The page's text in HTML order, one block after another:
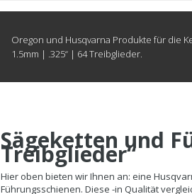
Oregon und Husqvarna Produkte für die
1.5mm | .325“ | 64 Treibglieder.
Sägeketten und
Treibglieder“
Hier oben bieten wir Ihnen an: eine
Führungsschienen. Diese -in Qualität